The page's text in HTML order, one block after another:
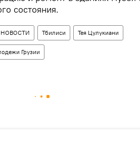
состояния.
НОВОСТИ Тбилиси Тея Цулукиани
Грузии